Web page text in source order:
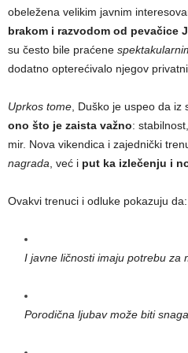
obeležena velikim javnim
brakom i razvodom od pevačice
su često bile praćene
dodatno opterećivalo njegov privatni
Uprkos tome , Duško je uspeo da iz
ono što je zaista važno:
mir. Nova vikendica i zajednički
nagrada , već i put ka izlečenju i
Ovakvi trenuci i odluke pokazuju da:
I javne ličnosti imaju potrebu za
Porodična ljubav može biti